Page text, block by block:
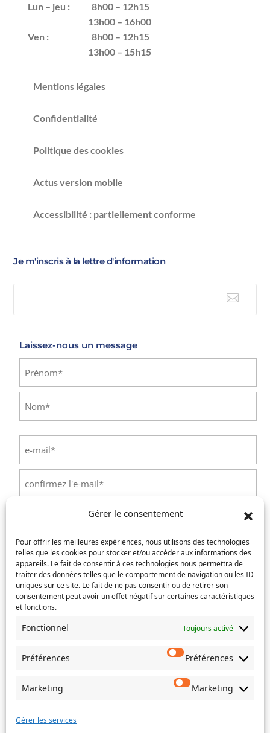
Gérer le consentement
Pour offrir les meilleures expériences, nous utilisons des technologies
telles que les cookies pour stocker et/ou accéder aux informations des
appareils. Le fait de consentir à ces technologies nous permettra de
traiter des données telles que le comportement de navigation ou les ID
uniques sur ce site. Le fait de ne pas consentir ou de retirer son
consentement peut avoir un effet négatif sur certaines caractéristiques
et fonctions.
Fonctionnel Toujours activé
Préférences Préférences
Marketing Marketing
Gérer les services
Lun – jeu :
8h00 – 12h15
13h00 – 16h00
Ven :
8h00 – 12h15
13h00 – 15h15
Mentions légales
Confidentialité
Politique des cookies
Actus version mobile
Accessibilité : partiellement conforme
Je m'inscris à la lettre d'information

Laissez-nous un message
Prénom
mail(Nécessaire)
Saisissez
un
e-
(Nécessaire)
Service concerné(Nécessaire)
Si votre demande concerne des actes de naissance et/ou
de mariage, choisissez l'Etat-Civil comme service
Objet